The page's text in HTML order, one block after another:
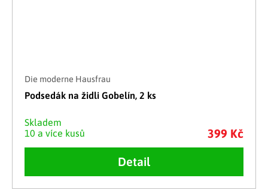
Die moderne Hausfrau
Podsedák na židli Gobelín, 2 ks
Skladem
10 a více kusů
399 Kč
Detail